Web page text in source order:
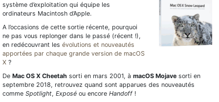
système d’exploitation qui équipe les
ordinateurs Macintosh d’Apple.
A l’occasions de cette sortie récente, pourquoi
ne pas vous replonger dans le passé (récent !),
en redécouvrant les évolutions et nouveautés
apportées par chaque grande version de macOS
X ?
De Mac OS X Cheetah sorti en mars 2001, à macOS Mojave sorti en
septembre 2018, retrouvez quand sont apparues des nouveautés
comme Spotlight, Exposé ou encore Handoff !